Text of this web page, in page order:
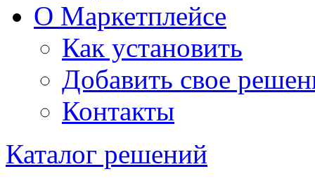
О Маркетплейсе
Как установить
Добавить свое
Контакты
Каталог решений